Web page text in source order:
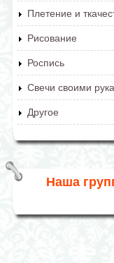
Плетение и
Рисование
Роспись
Свечи своими
Другое
Наша